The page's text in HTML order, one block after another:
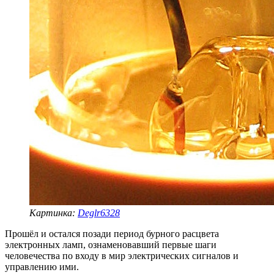
Картинка: Deglr6328
Прошёл и остался позади период бурного расцвета
электронных ламп, ознаменовавший первые шаги
человечества по входу в мир электрических сигналов и
управлению ими.